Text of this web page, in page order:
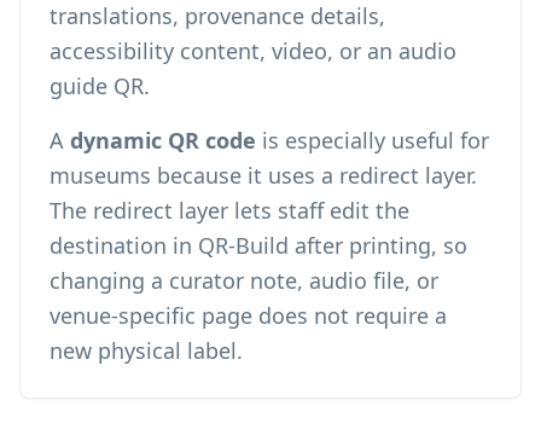
translations, provenance details,
accessibility content, video, or an audio
guide QR.
A dynamic QR code is especially useful for
museums because it uses a redirect layer.
The redirect layer lets staff edit the
destination in QR-Build after printing, so
changing a curator note, audio file, or
venue-specific page does not require a
new physical label.